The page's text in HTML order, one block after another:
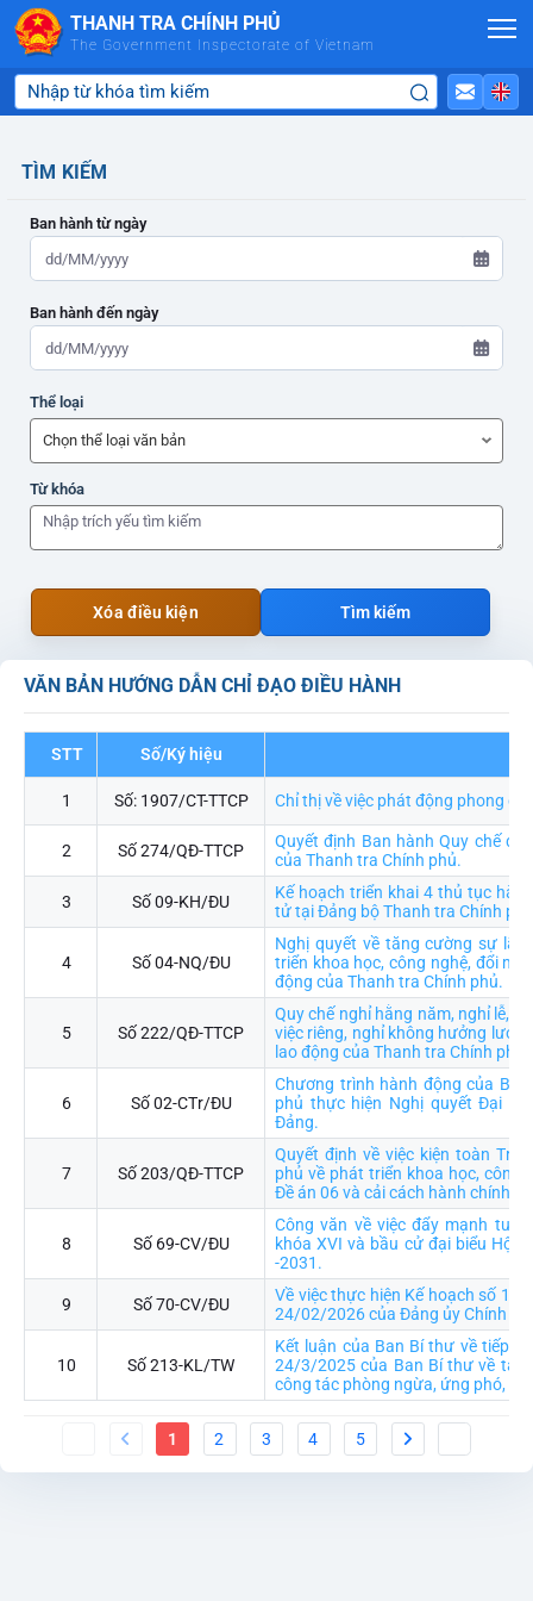
Skip to Main Content
THANH TRA CHÍNH PHỦ
The Government Inspectorate of Vietnam
VĂN BẢN HƯỚNG DẪN CHỈ ĐẠO ĐIỀU HÀNH
STT Số/Ký hiệu
1 Số: 1907/CT-TTCP Chỉ thị về việc phát động phong
2 Số 274/QĐ-TTCP
Quyết định Ban hành Quy chế
của Thanh tra Chính phủ.
3 Số 09-KH/ĐU
Kế hoạch triển khai 4 thủ tục
tử tại Đảng bộ Thanh tra Chính phủ
4 Số 04-NQ/ĐU
Nghị quyết về tăng cường sự
triển khoa học, công nghệ, đổi
động của Thanh tra Chính phủ.
5 Số 222/QĐ-TTCP
Quy chế nghỉ hằng năm, nghỉ lễ,
việc riêng, nghỉ không hưởng
lao động của Thanh tra Chính phủ
6 Số 02-CTr/ĐU
Chương trình hành động của
phủ thực hiện Nghị quyết Đại
Đảng.
7 Số 203/QĐ-TTCP
Quyết định về việc kiện toàn
phủ về phát triển khoa học, công
Đề án 06 và cải cách hành chính
8 Số 69-CV/ĐU
Công văn về việc đẩy mạnh
khóa XVI và bầu cử đại biểu Hội
-2031.
9 Số 70-CV/ĐU
Về việc thực hiện Kế hoạch số
24/02/2026 của Đảng ủy Chính
10 Số 213-KL/TW
Kết luận của Ban Bí thư về tiếp
24/3/2025 của Ban Bí thư về
công tác phòng ngừa, ứng phó,
1 2 3 4 5
TÌM KIẾM
Ban hành từ ngày
Ban hành đến ngày
ADMIN-HOME
Thể loại
ADMIN-HOME
Từ khóa
Xóa điều kiện Tìm kiếm